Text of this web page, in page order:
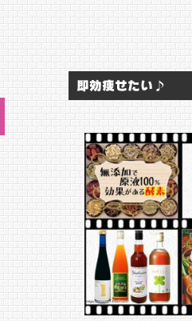
即効痩せたい♪